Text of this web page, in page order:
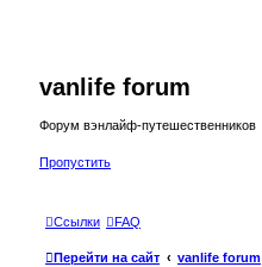
vanlife forum
Форум вэнлайф-путешественников
Пропустить
Ссылки FAQ
Перейти на сайт vanlife forum